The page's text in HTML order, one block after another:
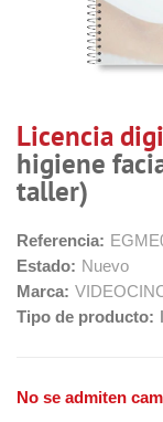
Licencia
higiene
taller)
Referencia:
Estado: Nuevo
Marca:
Tipo de producto:
No se admiten